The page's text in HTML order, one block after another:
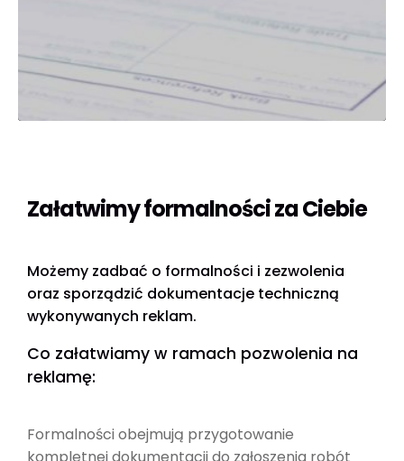
Załatwimy formalności za Ciebie
Możemy zadbać o formalności i zezwolenia
oraz sporządzić dokumentacje techniczną
wykonywanych reklam.
Co załatwiamy w ramach pozwolenia na
reklamę:
Formalności obejmują przygotowanie